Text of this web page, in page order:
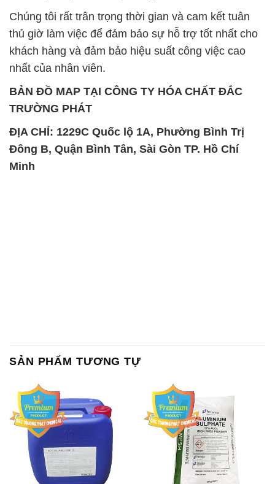
Chúng tôi rất trân trọng thời gian và cam kết tuân
thủ giờ làm việc để đảm bảo sự hỗ trợ tốt nhất cho
khách hàng và đảm bảo hiệu suất công việc cao
nhất của nhân viên.
BẢN ĐỒ MAP TẠI CÔNG TY HÓA CHẤT ĐẮC
TRƯỜNG PHÁT
ĐỊA CHỈ: 1229C Quốc lộ 1A, Phường Bình Trị
Đông B, Quận Bình Tân, Sài Gòn TP. Hồ Chí
Minh
SẢN PHẨM TƯƠNG TỰ